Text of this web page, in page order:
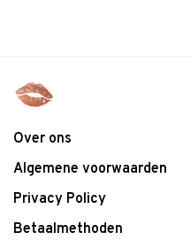
Over ons
Algemene voorwaarden
Privacy Policy
Betaalmethoden